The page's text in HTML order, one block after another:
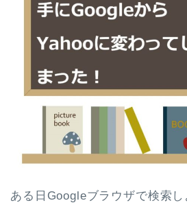
ある日Googleブラウザで検索